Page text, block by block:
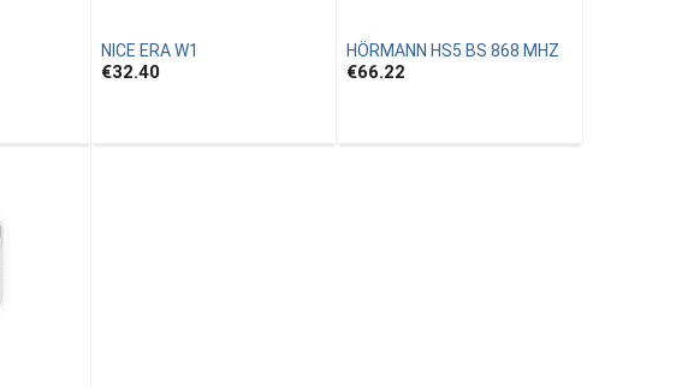
NICE ERA W1
€32.40
HÖRMANN HS5 BS 868 MHZ
€66.22